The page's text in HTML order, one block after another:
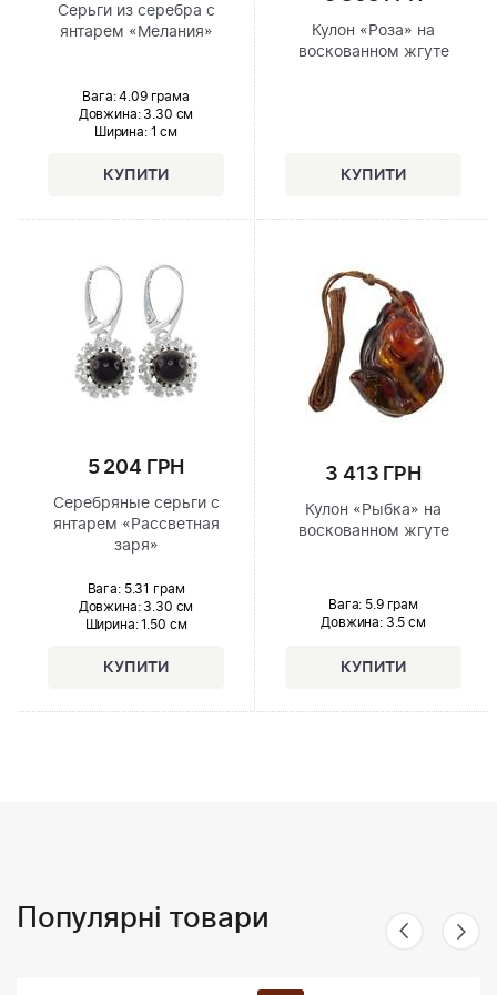
Серьги из серебра с
янтарем «Мелания»
Вага: 4.09 грама
Довжина:3.30 см
Ширина: 1 см
Кулон «Роза» на
воскованном жгуте
5 204 ГРН
Серебряные серьги с
янтарем «Рассветная
заря»
Вага: 5.31 грам
Довжина:3.30 см
Ширина: 1.50 см
3 413 ГРН
Кулон «Рыбка» на
воскованном жгуте
Вага: 5.9 грам
Довжина:3.5 см
Популярні товари